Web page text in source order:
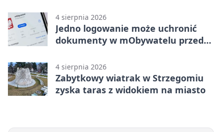
4 sierpnia 2026
Jedno logowanie może uchronić
dokumenty w mObywatelu przed
4 sierpnia 2026
Zabytkowy wiatrak w Strzegomiu
zyska taras z widokiem na miasto